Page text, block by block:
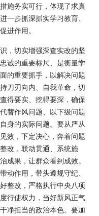
施务实可行，体现了求真
一步抓深抓实学习教育、
进作用。
，切实增强深查实改的坚
诚的重要标尺、是衡量学
的重要抓手，以解决问题
刀刃向内、自我革命，切
得要实、挖得要深，确保
替作风问题、以下级问题
身的实际问题。要从严从
效，下定决心，奔着问题
改，联动贯通、系统施
成果，让群众看到成效。
动作用，带头遵规守纪、
整改，严格执行中央八项
行使权力，当好新风正气
净担当的政治本色。要加